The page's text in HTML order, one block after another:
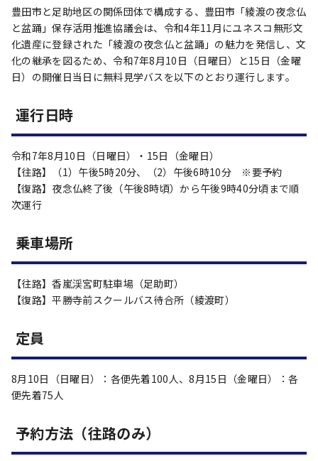
豊田市と足助地区の関係団体で構成する、豊田市「綾渡の夜念仏
と盆踊」保存活用推進協議会は、令和4年11月にユネスコ無形文
化遺産に登録された「綾渡の夜念仏と盆踊」の魅力を発信し、文
化の継承を図るため、令和7年8月10日（日曜日）と15日（金曜
日）の開催日当日に無料見学バスを以下のとおり運行します。
運行日時
令和7年8月10日（日曜日）・15日（金曜日）
【往路】（1）午後5時20分、（2）午後6時10分 ※要予約
【復路】夜念仏終了後（午後8時頃）から午後9時40分頃まで順
次運行
乗車場所
【往路】香嵐渓宮町駐車場（足助町）
【復路】平勝寺前スクールバス待合所（綾渡町）
定員
8月10日（日曜日）：各便先着100人、8月15日（金曜日）：各
便先着75人
予約方法（往路のみ）